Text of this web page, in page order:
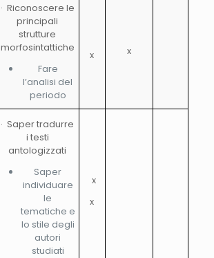
· Riconoscere le
principali
strutture
morfosintattiche
Fare
l’analisi del
periodo
x x
· Saper tradurre
i testi
antologizzati
Saper
individuare
le
tematiche e
lo stile degli
autori
studiati
x
x